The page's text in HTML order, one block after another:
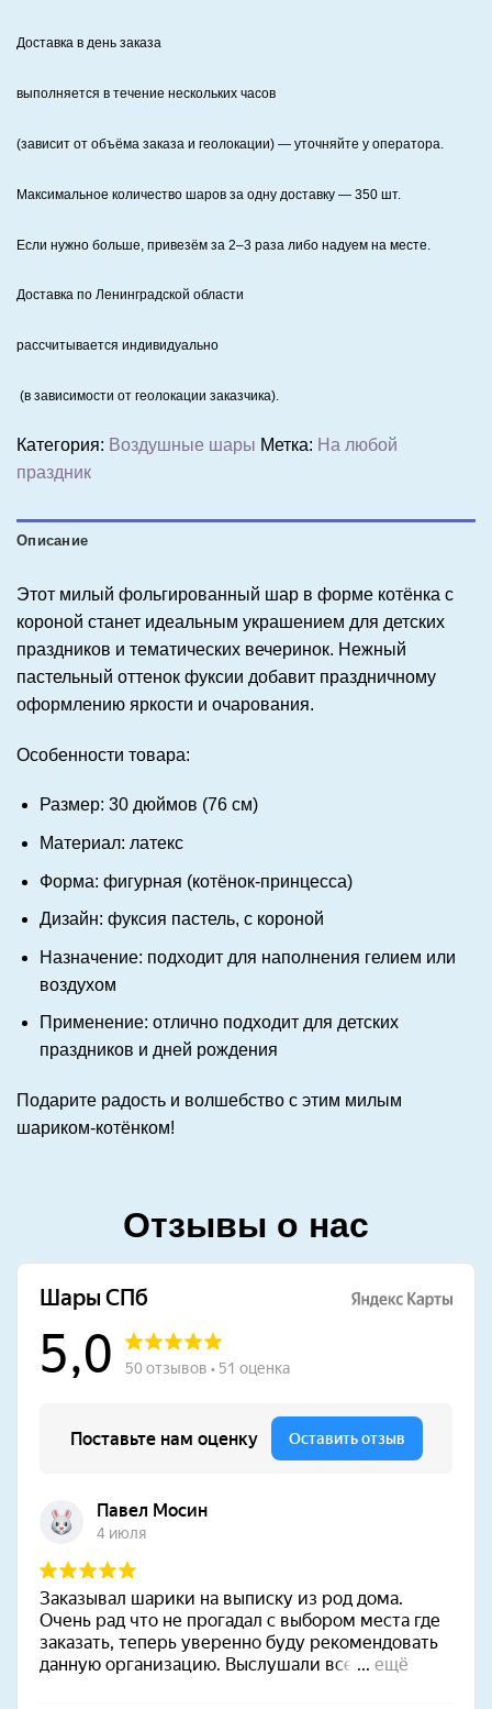
Доставка в день заказа
выполняется в течение нескольких часов
(зависит от объёма заказа и геолокации) — уточняйте у оператора.
Максимальное количество шаров за одну доставку — 350 шт.
Если нужно больше, привезём за 2–3 раза либо надуем на месте.
Доставка по Ленинградской области
рассчитывается индивидуально
(в зависимости от геолокации заказчика).
Категория: Воздушные шары Метка: На любой
праздник
Описание
Этот милый фольгированный шар в форме котёнка с
короной станет идеальным украшением для детских
праздников и тематических вечеринок. Нежный
пастельный оттенок фуксии добавит праздничному
оформлению яркости и очарования.
Особенности товара:
Размер: 30 дюймов (76 см)
Материал: латекс
Форма: фигурная (котёнок-принцесса)
Дизайн: фуксия пастель, с короной
Назначение: подходит для наполнения гелием или
воздухом
Применение: отлично подходит для детских
праздников и дней рождения
Подарите радость и волшебство с этим милым
шариком-котёнком!
Отзывы о нас